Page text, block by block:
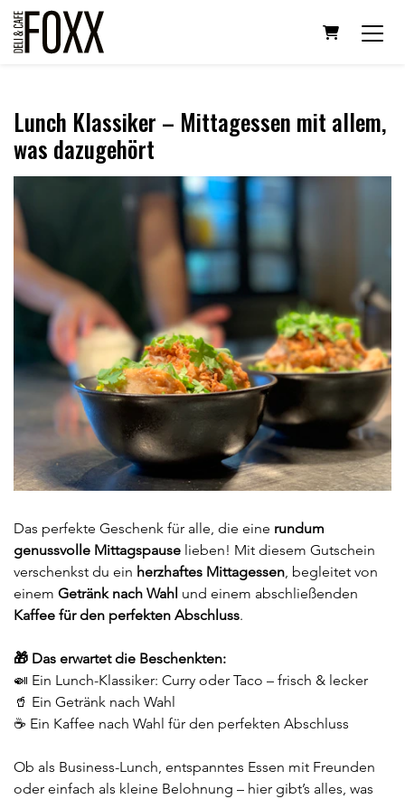
Warenkorb
Lunch Klassiker – Mittagessen mit allem,
was dazugehört
Das perfekte Geschenk für alle, die eine rundum
genussvolle Mittagspause lieben! Mit diesem Gutschein
verschenkst du ein herzhaftes Mittagessen, begleitet von
einem Getränk nach Wahl und einem abschließenden
Kaffee für den perfekten Abschluss.
🎁 Das erwartet die Beschenkten:
🍛 Ein Lunch-Klassiker: Curry oder Taco – frisch & lecker
🥤 Ein Getränk nach Wahl
☕ Ein Kaffee nach Wahl für den perfekten Abschluss
Ob als Business-Lunch, entspanntes Essen mit Freunden
oder einfach als kleine Belohnung – hier gibt’s alles, was